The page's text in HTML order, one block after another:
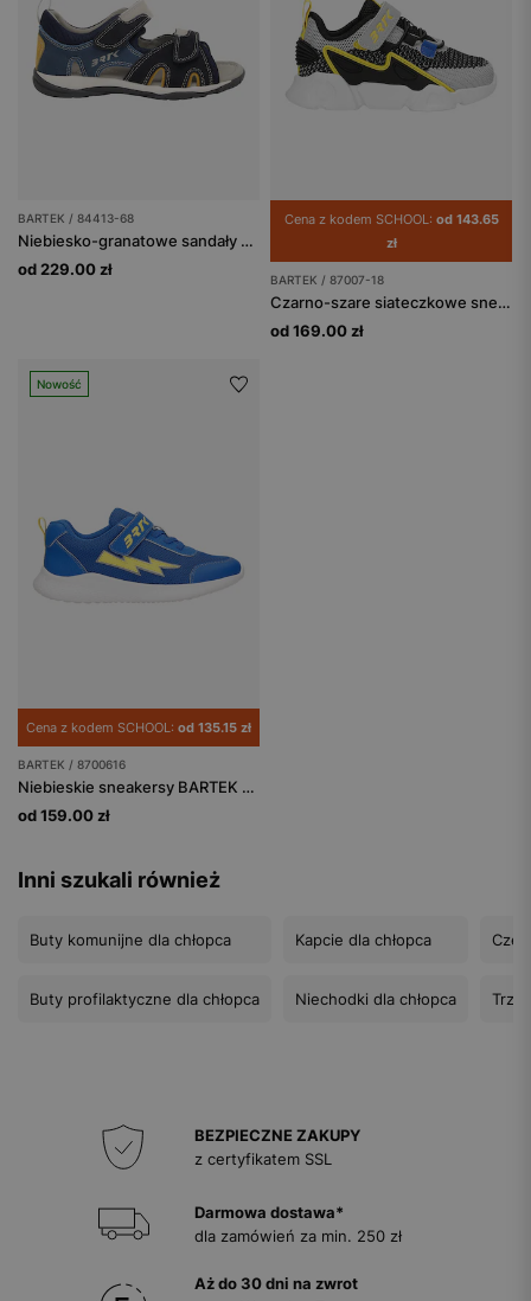
BARTEK / 84413-68
Niebiesko-granatowe sandały dziecięce z żółtymi wstawkami BARTEK 84413-68
od 229.00 zł
Cena z kodem SCHOOL: od 143.65
zł
BARTEK / 87007-18
Czarno-szare siateczkowe sneakersy chłopięce z żółtymi elementami BARTEK 87007-18
od 169.00 zł
Nowość
Cena z kodem SCHOOL: od 135.15 zł
BARTEK / 8700616
Niebieskie sneakersy BARTEK z żółtą błyskawicą 87006-16
od 159.00 zł
Inni szukali również
Buty komunijne dla chłopca
Buty profilaktyczne dla chłopca
Kapcie dla chłopca
Niechodki dla chłopca
BEZPIECZNE ZAKUPY
z certyfikatem SSL
Darmowa dostawa*
dla zamówień za min. 250 zł
Aż do 30 dni na zwrot